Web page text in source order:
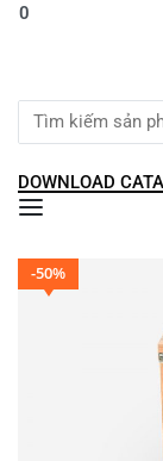
0
Search
for:
DOWNLOAD
-50%